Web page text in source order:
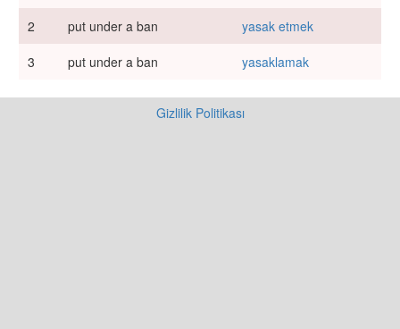
2
put under a ban
yasak etmek
3
put under a ban yasaklamak
Gizlilik Politikası